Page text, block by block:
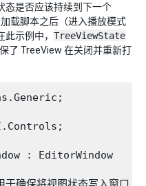
态是否应该持续到下一个
载脚本之后（进入播放模式
示例中， TreeViewState
了 TreeView 在关闭并重新打
: EditorWindow